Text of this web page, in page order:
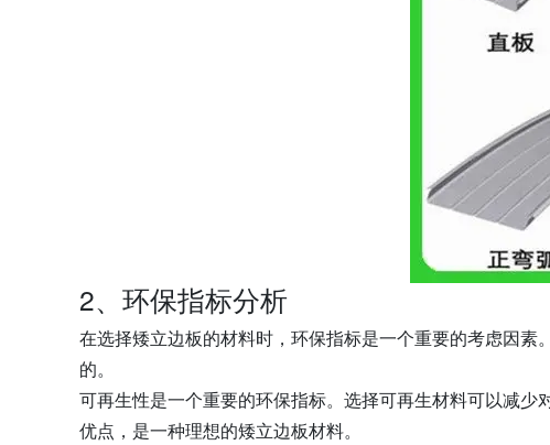
2、环保指标分析
在选择矮立边板的材料时，环保指标是一个重要的考虑因
的。
可再生性是一个重要的环保指标。选择可再生材料可以减
优点，是一种理想的矮立边板材料。